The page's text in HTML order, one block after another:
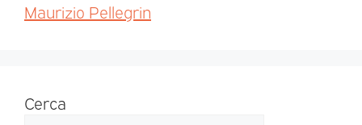
Maurizio Pellegrin
Cerca